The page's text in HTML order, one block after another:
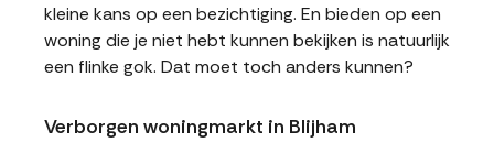
kleine kans op een bezichtiging. En bieden op een
woning die je niet hebt kunnen bekijken is natuurlijk
een flinke gok. Dat moet toch anders kunnen?
Verborgen woningmarkt in Blijham